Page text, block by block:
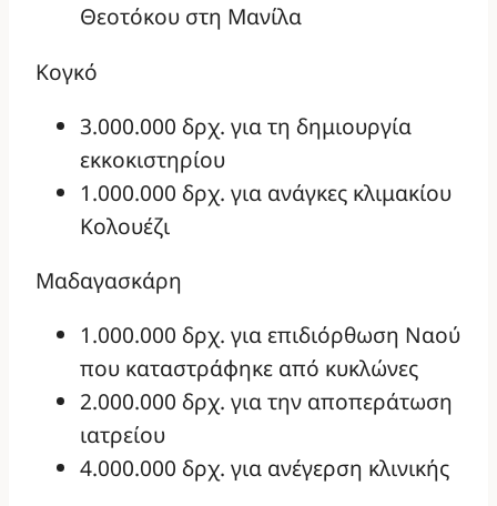
Θεοτόκου στη Μανίλα
Κογκό
3.000.000 δρχ. για τη δημιουργία
εκκοκιστηρίου
1.000.000 δρχ. για ανάγκες κλιμακίου
Κολουέζι
Μαδαγασκάρη
1.000.000 δρχ. για επιδιόρθωση Ναού
που καταστράφηκε από κυκλώνες
2.000.000 δρχ. για την αποπεράτωση
ιατρείου
4.000.000 δρχ. για ανέγερση κλινικής